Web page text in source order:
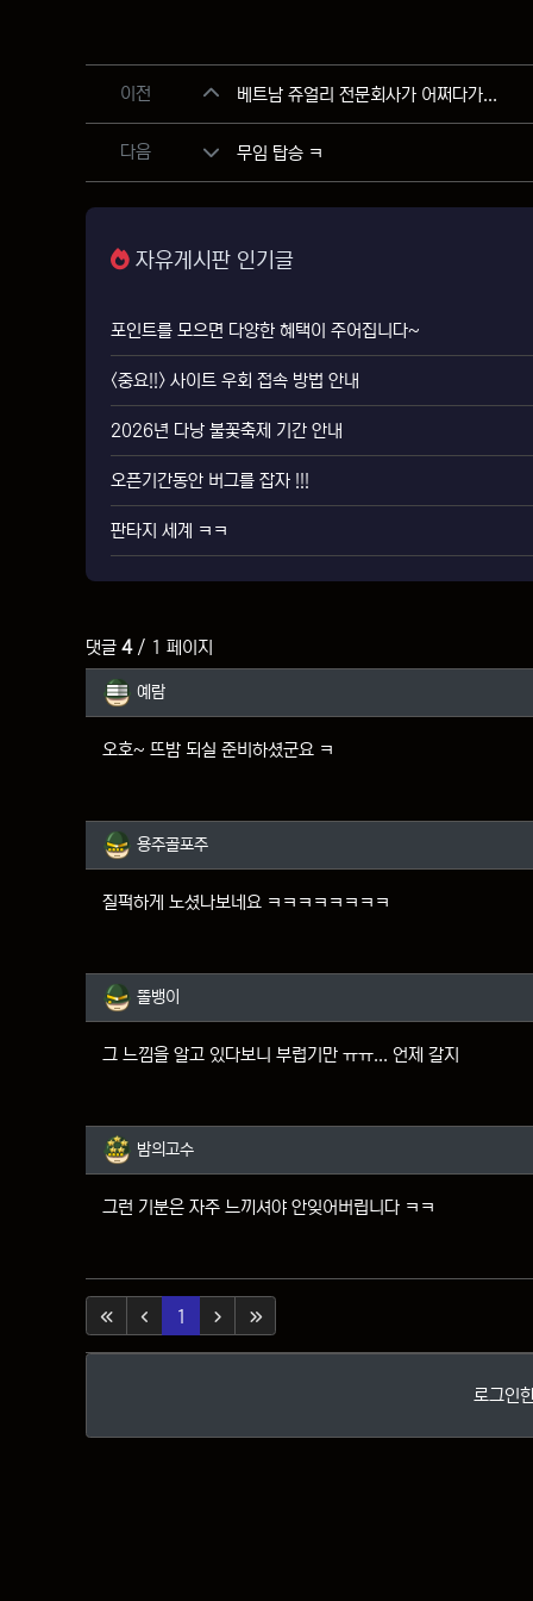
관련자료
이전 베트남 쥬얼리 전문회사가 어쩌다가...
다음 무임 탑승 ㅋ
자유게시판 인기글
포인트를 모으면 다양한 혜택이 주어집니다~
<중요!!> 사이트 우회 접속 방법 안내
2026년 다낭 불꽃축제 기간 안내
오픈기간동안 버그를 잡자 !!!
판타지 세계 ㅋㅋ
댓글 4/ 1 페이지
예람님의 댓글
예람
오호~ 뜨밤 되실 준비하셨군요 ㅋ
용주골포주님의 댓글
용주골포주
질퍽하게 노셨나보네요 ㅋㅋㅋㅋㅋㅋㅋㅋ
똘뱅이님의 댓글
똘뱅이
그 느낌을 알고 있다보니 부럽기만 ㅠㅠ... 언제 갈지
밤의고수님의 댓글
밤의고수
그런 기분은 자주 느끼셔야 안잊어버립니다 ㅋㅋ
1 (current)
로그인